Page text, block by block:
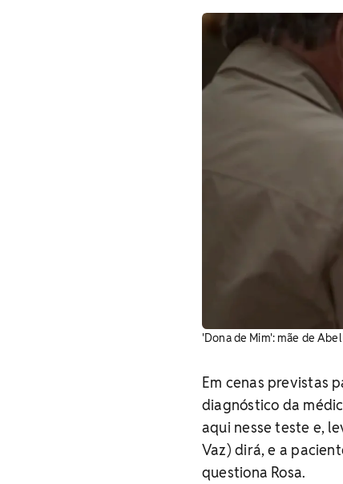
'Dona de Mim': mãe de
Em cenas previstas
diagnóstico da
aqui nesse teste e,
Vaz) dirá, e a
questiona Rosa.